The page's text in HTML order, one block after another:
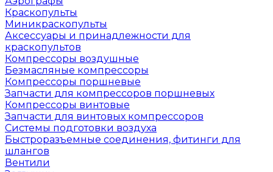
Краскопульты
Миникраскопульты
Аксессуары и принадлежности для
краскопультов
Компрессоры воздушные
Безмасляные компрессоры
Компрессоры поршневые
Запчасти для компрессоров поршневых
Компрессоры винтовые
Запчасти для винтовых компрессоров
Системы подготовки воздуха
Быстроразъемные соединения, фитинги для
шлангов
Вентили